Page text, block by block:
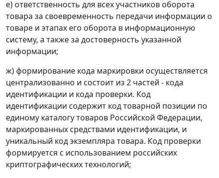
е) ответственность для всех участников оборота
товара за своевременность передачи информации о
товаре и этапах его оборота в информационную
систему, а также за достоверность указанной
информации;
ж) формирование кода маркировки осуществляется
централизованно и состоит из 2 частей - кода
идентификации и кода проверки. Код
идентификации содержит код товарной позиции по
единому каталогу товаров Российской Федерации,
маркированных средствами идентификации, и
уникальный код экземпляра товара. Код проверки
формируется с использованием российских
криптографических технологий;